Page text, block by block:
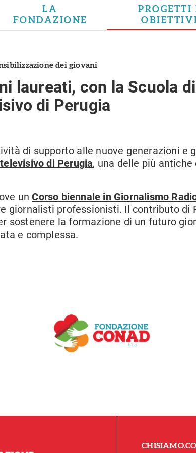
LA
FONDAZIONE
PROGETTI
dei giovani
laureati, con la Scuola
di Perugia
di supporto alle nuove generazioni e
di Perugia, una delle più
unCorso biennale in Giornalismo
giornalisti professionisti. Il contributo di
sostenere la formazione di un futuro
e complessa.